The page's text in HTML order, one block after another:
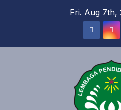
Fri. Aug 7th,